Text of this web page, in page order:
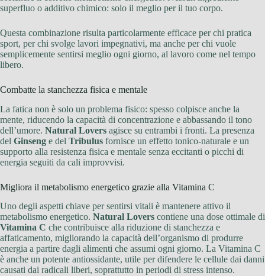
superfluo o additivo chimico: solo il meglio per il tuo corpo.
Questa combinazione risulta particolarmente efficace per chi pratica
sport, per chi svolge lavori impegnativi, ma anche per chi vuole
semplicemente sentirsi meglio ogni giorno, al lavoro come nel tempo
libero.
Combatte la stanchezza fisica e mentale
La fatica non è solo un problema fisico: spesso colpisce anche la
mente, riducendo la capacità di concentrazione e abbassando il tono
dell’umore. Natural Lovers agisce su entrambi i fronti. La presenza
del Ginseng e del Tribulus fornisce un effetto tonico-naturale e un
supporto alla resistenza fisica e mentale senza eccitanti o picchi di
energia seguiti da cali improvvisi.
Migliora il metabolismo energetico grazie alla Vitamina C
Uno degli aspetti chiave per sentirsi vitali è mantenere attivo il
metabolismo energetico. Natural Lovers contiene una dose ottimale di
Vitamina C che contribuisce alla riduzione di stanchezza e
affaticamento, migliorando la capacità dell’organismo di produrre
energia a partire dagli alimenti che assumi ogni giorno. La Vitamina C
è anche un potente antiossidante, utile per difendere le cellule dai danni
causati dai radicali liberi, soprattutto in periodi di stress intenso.